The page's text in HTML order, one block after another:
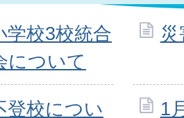
学校3校統合
について
登校につい
1